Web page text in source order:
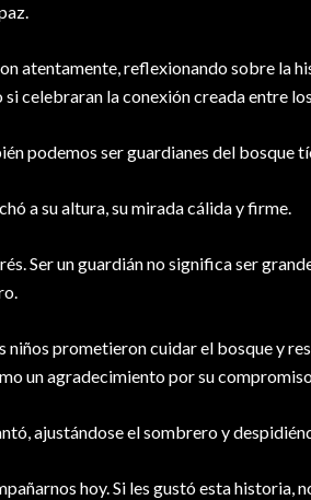
atentamente, reflexionando sobre la
celebraran la conexión creada entre
podemos ser guardianes del bosque
a su altura, su mirada cálida y firme.
Ser un guardián no significa ser
niños prometieron cuidar el bosque y
un agradecimiento por su
ajustándose el sombrero y
hoy. Si les gustó esta historia,